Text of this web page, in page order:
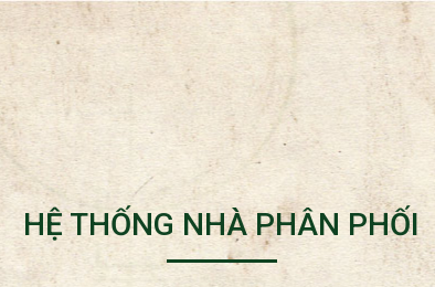
HỆ THỐNG NHÀ PHÂN PHỐI